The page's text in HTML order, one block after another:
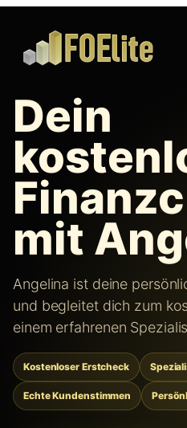
Inhalt
springen
Dein
mit
Angelina ist deine
und begleitet dich zum
einem erfahrenen
Kostenloser Erstcheck
Echte Kundenstimmen